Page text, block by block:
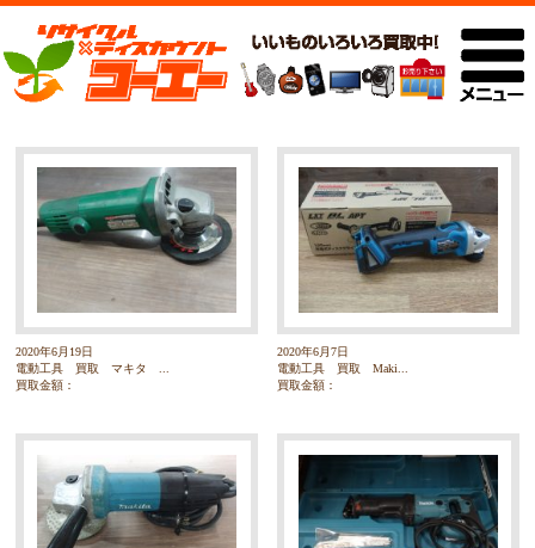
2020年6月19日
電動工具 買取 マキタ ...
買取金額：
2020年6月7日
電動工具 買取 Maki...
買取金額：